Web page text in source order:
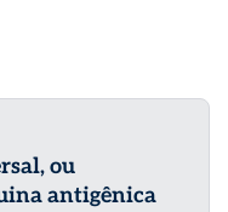
ou
antigênica